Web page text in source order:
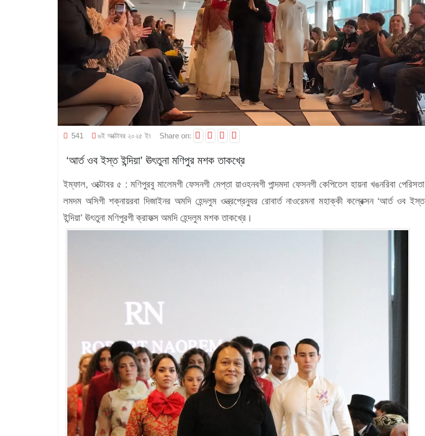
541 ৬ই অক্টোবর ২০২৫ ইং Share on:
‘আর্ত ওব ইস্ত ইন্দিয়া’ ঊৎতুনা মণিপুর মশক তাকখ্রে
ইম্ফাল, ওক্টোবর ৫ :মণিপুরবু মালেমগী ফেসনগী মেপ্তা য়াওহনবগী পান্দমদা ফেসনগী কেপিতেল হায়না খঙনরিবা পেরিসতা
লমদম অসিগী শক্নায়রবা দিজাইনর অমদি হেন্দলুম ওন্ত্রপ্রেন্যুর রোবার্ত নাওরেমনা মহাক্কী কল্রেক্সন ‘আর্ত ওব ইস্ত
ইন্দিয়া’ ঊৎতুনা মণিপুরগী ক্রাফত্স অমদি হেন্দলুম মশক তাকখ্রে।